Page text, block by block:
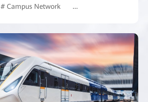
# Campus Network # Education